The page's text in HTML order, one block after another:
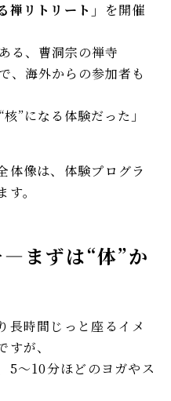
禅リトリート」
を開催
る、曹洞宗の禅寺
、海外からの参加者も
”になる体験だった」
体像は、体験プログラ
。
まずは“体”か
長時間じっと座るイメ
が、
5〜10分ほどのヨガやス